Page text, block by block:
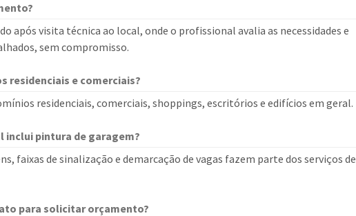
após visita técnica ao local, onde o profissional avalia as necessidades e
sem compromisso.
residenciais e comerciais?
residenciais, comerciais, shoppings, escritórios e edifícios em geral.
inclui pintura de garagem?
faixas de sinalização e demarcação de vagas fazem parte dos serviços de
para solicitar orçamento?